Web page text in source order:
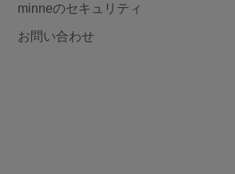
minneのセキュリティ
お問い合わせ